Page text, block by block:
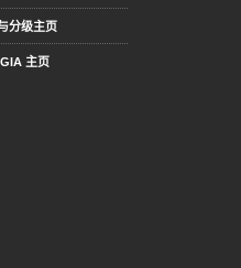
分级主页
主页